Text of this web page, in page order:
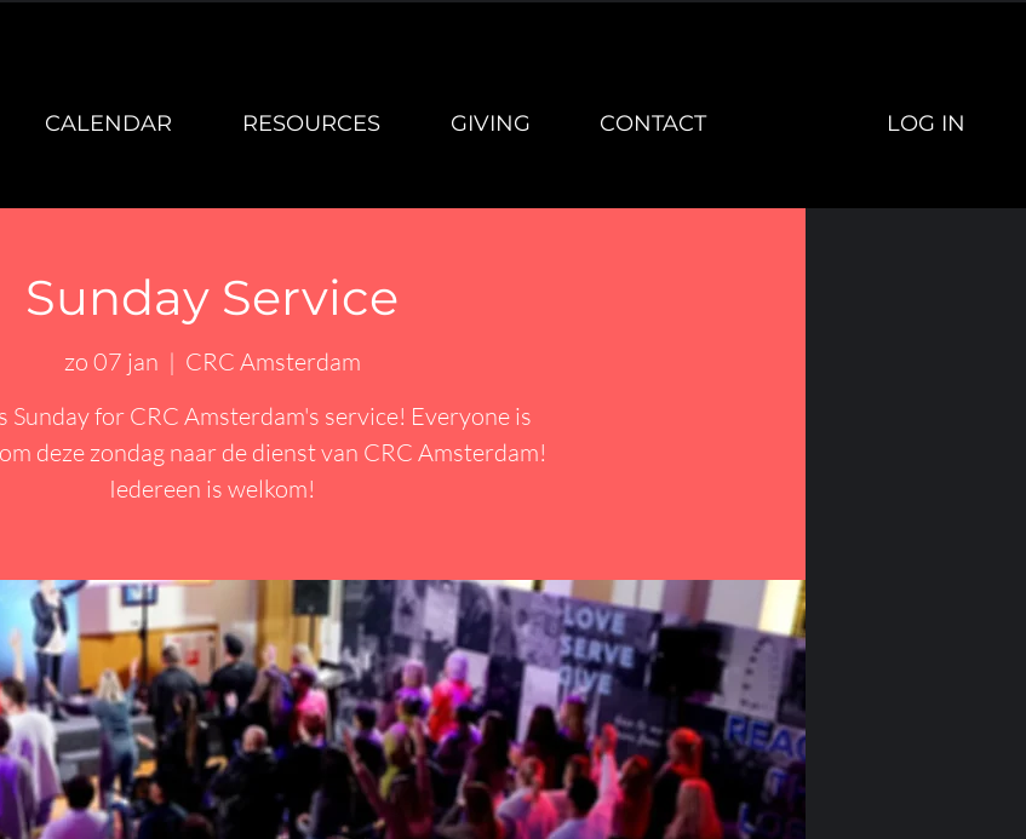
CALENDAR RESOURCES GIVING CONTACT LOG IN
Sunday Service
zo 07 jan
  |
CRC Amsterdam
Sunday for CRC Amsterdam's service! Everyone is
deze zondag naar de dienst van CRC Amsterdam!
Iedereen is welkom!